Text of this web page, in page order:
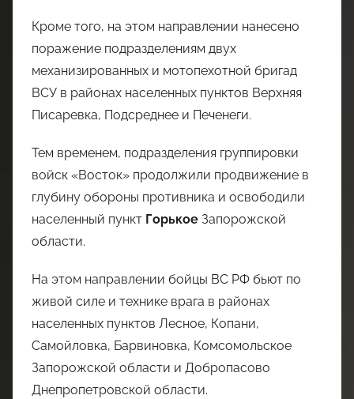
Кроме того, на этом направлении нанесено
поражение подразделениям двух
механизированных и мотопехотной бригад
ВСУ в районах населенных пунктов Верхняя
Писаревка, Подсреднее и Печенеги.
Тем временем, подразделения группировки
войск «Восток» продолжили продвижение в
глубину обороны противника и освободили
населенный пункт Горькое Запорожской
области.
На этом направлении бойцы ВС РФ бьют по
живой силе и технике врага в районах
населенных пунктов Лесное, Копани,
Самойловка, Барвиновка, Комсомольское
Запорожской области и Добропасово
Днепропетровской области.